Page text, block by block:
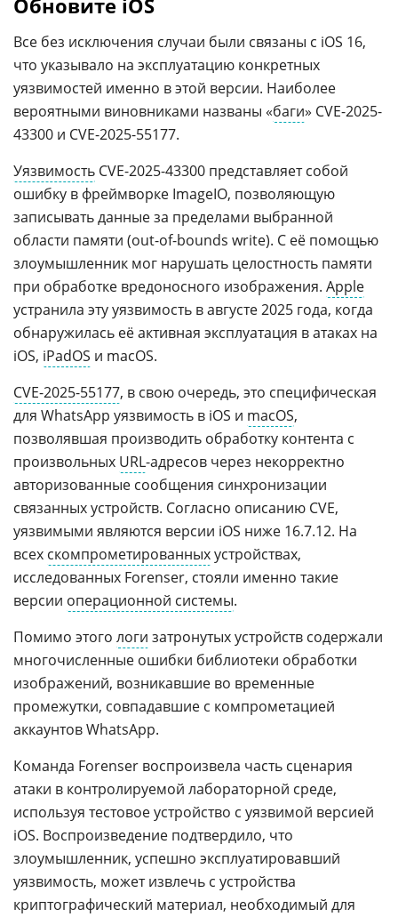
Обновите iOS
Все без исключения случаи были связаны с iOS 16,
что указывало на эксплуатацию конкретных
уязвимостей именно в этой версии. Наиболее
вероятными виновниками названы «баги» CVE-2025-
43300 и CVE-2025-55177.
Уязвимость CVE-2025-43300 представляет собой
ошибку в фреймворке ImageIO, позволяющую
записывать данные за пределами выбранной
области памяти (out-of-bounds write). С её помощью
злоумышленник мог нарушать целостность памяти
при обработке вредоносного изображения. Apple
устранила эту уязвимость в августе 2025 года, когда
обнаружилась её активная эксплуатация в атаках на
iOS, iPadOS и macOS.
CVE-2025-55177, в свою очередь, это специфическая
для WhatsApp уязвимость в iOS и macOS,
позволявшая производить обработку контента с
произвольных URL-адресов через некорректно
авторизованные сообщения синхронизации
связанных устройств. Согласно описанию CVE,
уязвимыми являются версии iOS ниже 16.7.12. На
всех скомпрометированныхустройствах,
исследованных Forenser, стояли именно такие
версии операционной системы.
Помимо этого логи затронутых устройств содержали
многочисленные ошибки библиотеки обработки
изображений, возникавшие во временные
промежутки, совпадавшие с компрометацией
аккаунтов WhatsApp.
Команда Forenser воспроизвела часть сценария
атаки в контролируемой лабораторной среде,
используя тестовое устройство с уязвимой версией
iOS. Воспроизведение подтвердило, что
злоумышленник, успешно эксплуатировавший
уязвимость, может извлечь с устройства
криптографический материал, необходимый для